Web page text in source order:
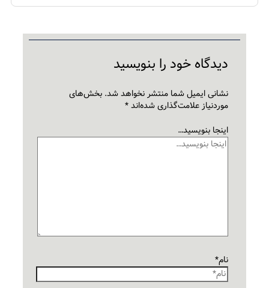
دیدگاه‌ خود را بنویسید
نشانی ایمیل شما منتشر نخواهد شد. بخش‌های
موردنیاز علامت‌گذاری شده‌اند*
اینجا بنویسید…
نام*